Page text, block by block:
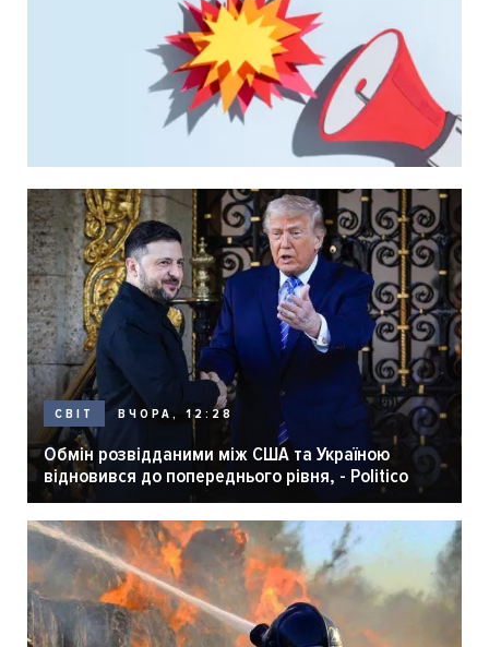
СВІТ ВЧОРА, 12:28
Обмін розвідданими між США та Україною
відновився до попереднього рівня, - Politico